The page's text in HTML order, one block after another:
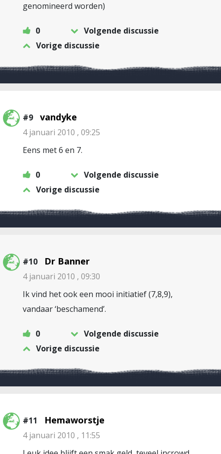
genomineerd worden)
0
Volgende discussie
Vorige discussie
#9 vandyke
4 januari 2010 , 09:25
Eens met 6 en 7.
0
Volgende discussie
Vorige discussie
#10 Dr Banner
4 januari 2010 , 09:30
Ik vind het ook een mooi initiatief (7,8,9),
vandaar ‘beschamend’.
0
Volgende discussie
Vorige discussie
#11 Hemaworstje
4 januari 2010 , 11:55